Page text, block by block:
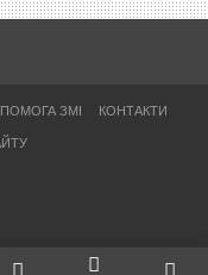
ЗМІ КОНТАКТИ